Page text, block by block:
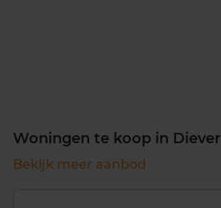
Woningen te koop in Diever
Bekijk meer aanbod